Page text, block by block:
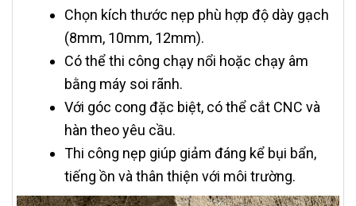
Chọn kích thước nẹp phù hợp độ dày gạch
(8mm, 10mm, 12mm).
Có thể thi công chạy nổi hoặc chạy âm
bằng máy soi rãnh.
Với góc cong đặc biệt, có thể cắt CNC và
hàn theo yêu cầu.
Thi công nẹp giúp giảm đáng kể bụi bẩn,
tiếng ồn và thân thiện với môi trường.